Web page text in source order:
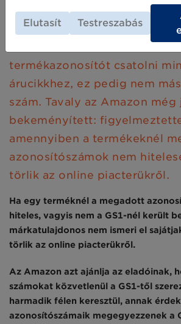
Már nem újdonság, hogy az
termékazonosítót csatolni
árucikkhez, ez pedig nem
szám. Tavaly az Amazon még
bekeményített:
amennyiben a termékeknél
azonosítószámok nem
törlik az online piacterükről.
Ha egy terméknél a megadott
hiteles, vagyis nem a GS1-nél került
márkatulajdonos nem ismeri el
törlik az online piacterükről.
Az Amazon azt ajánlja az eladóinak,
számokat közvetlenül a GS1-től
harmadik félen keresztül, annak
azonosítószámaik megegyezzenek a
Elutasít Testreszabás